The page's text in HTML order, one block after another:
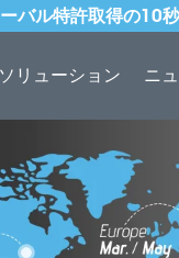
バル特許取得の10
ソリューション ニ